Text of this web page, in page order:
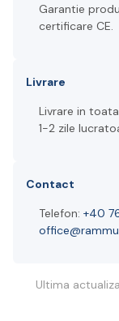
Garantie
certificare CE.
Livrare
Livrare in
1-2 zile
Contact
Telefon: +40
Ultima